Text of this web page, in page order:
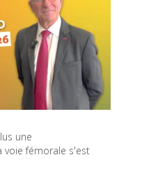
une
voie fémorale s'est